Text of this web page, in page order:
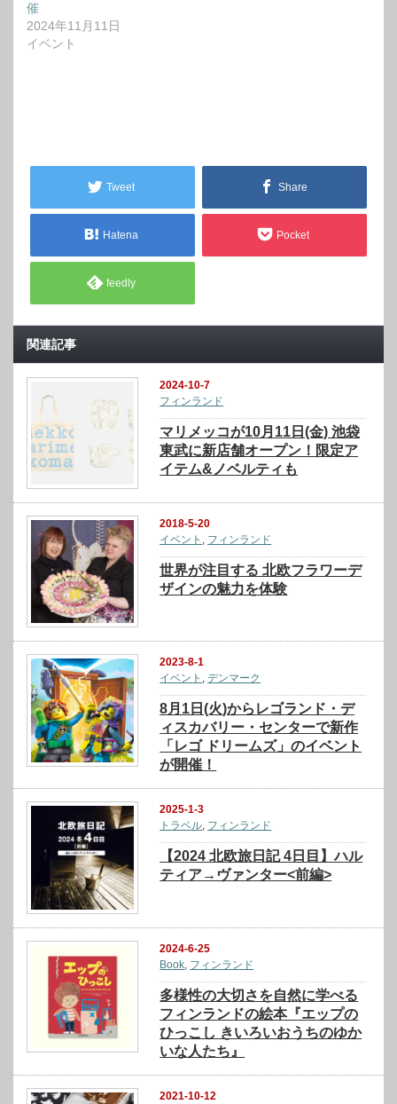
催
2024年11月11日
イベント
Tweet Share
Hatena Pocket
feedly
関連記事
2024-10-7
フィンランド
マリメッコが10月11日(金) 池袋
東武に新店舗オープン！限定ア
イテム&ノベルティも
2018-5-20
イベント , フィンランド
世界が注目する 北欧フラワーデ
ザインの魅力を体験
2023-8-1
イベント ,デンマーク
8月1日(火)からレゴランド・デ
ィスカバリー・センターで新作
「レゴ ドリームズ」のイベント
が開催！
2025-1-3
トラベル, フィンランド
【2024 北欧旅日記 4日目】ハル
ティア→ヴァンター<前編>
2024-6-25
Book フィンランド
多様性の大切さを自然に学べる
フィンランドの絵本『エップの
ひっこし きいろいおうちのゆか
いな人たち』
2021-10-12